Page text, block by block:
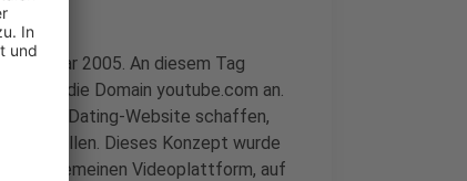
Februar 2005. An diesem Tag
Karim die Domain youtube.com an.
eine Dating-Website schaffen,
Dieses Konzept wurde
allgemeinen Videoplattform, auf